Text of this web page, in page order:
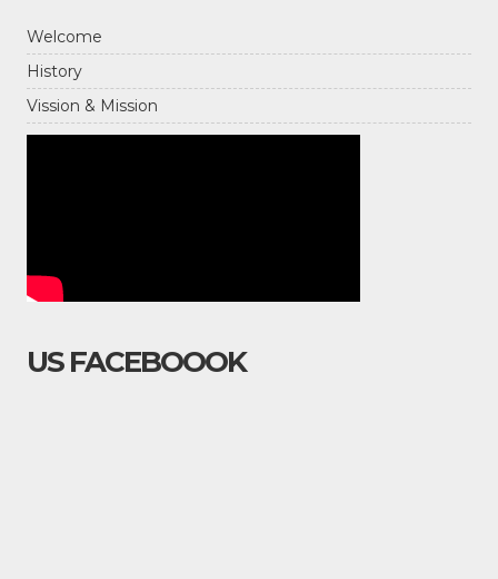
Welcome
History
Vission & Mission
US FACEBOOOK